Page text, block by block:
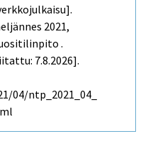
2021,
.
7.8.2026].
ntp_2021_04_